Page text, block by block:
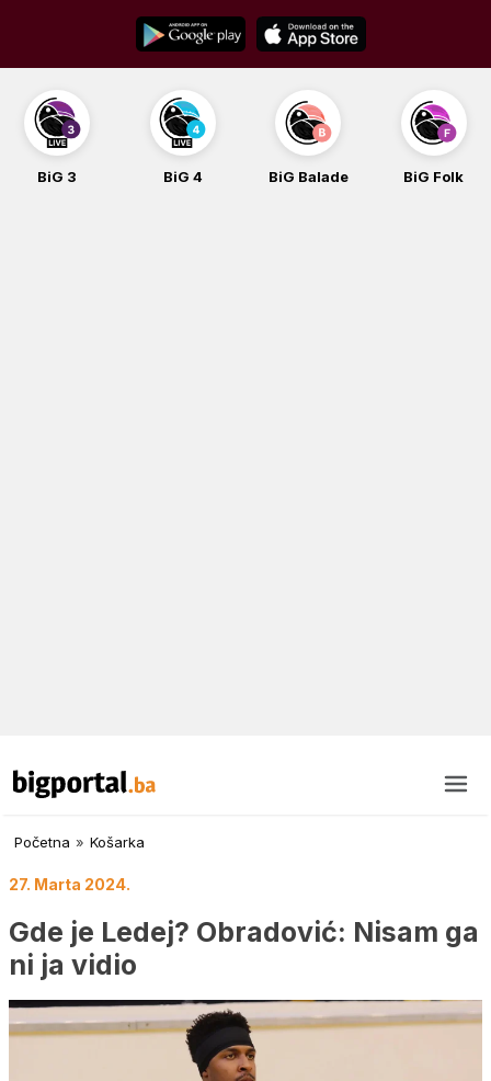
content
BiG 3 BiG 4 BiG Balade BiG Folk
Početna » Košarka
27. Marta 2024.
Gde je Ledej? Obradović: Nisam ga
ni ja vidio